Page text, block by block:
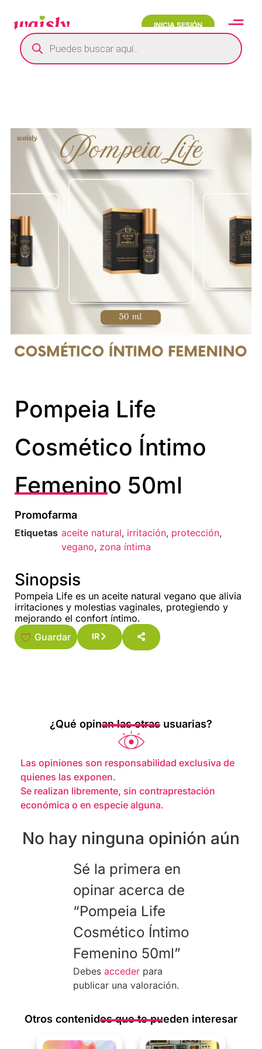
INICIA SESIÓN
Pompeia Life
Cosmético Íntimo
Femenino 50ml
Promofarma
Etiquetas aceite natural, irritación, protección,
vegano, zona íntima
Sinopsis
Pompeia Life es un aceite natural vegano que alivia
irritaciones y molestias vaginales, protegiendo y
mejorando el confort íntimo.
Guardar
IR
¿Qué opinan las otras usuarias?
Las opiniones son responsabilidad exclusiva de
quienes las exponen.
Se realizan libremente, sin contraprestación
económica o en especie alguna.
No hay ninguna opinión aún
Sé la primera en
opinar acerca de
“Pompeia Life
Cosmético Íntimo
Femenino 50ml”
Debes accederpara
publicar una valoración.
Otros contenidos que te pueden interesar